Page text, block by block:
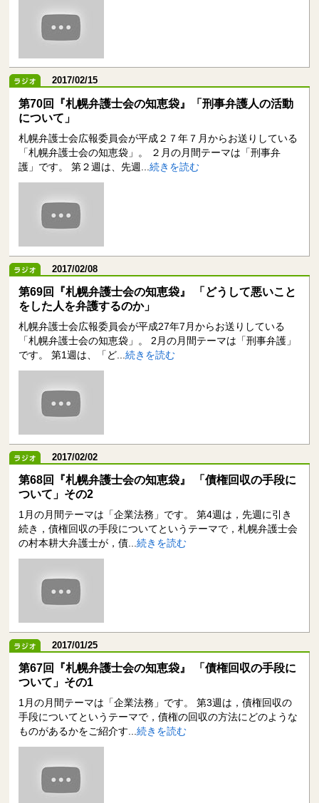
2017/02/15
第70回『札幌弁護士会の知恵袋』「刑事弁護人の活動
について」
札幌弁護士会広報委員会が平成２７年７月からお送りしている
「札幌弁護士会の知恵袋」。 ２月の月間テーマは「刑事弁
護」です。 第２週は、先週...続きを読む
2017/02/08
第69回『札幌弁護士会の知恵袋』 「どうして悪いこと
をした人を弁護するのか」
札幌弁護士会広報委員会が平成27年7月からお送りしている
「札幌弁護士会の知恵袋」。 2月の月間テーマは「刑事弁護」
です。 第1週は、「ど...続きを読む
2017/02/02
第68回『札幌弁護士会の知恵袋』 「債権回収の手段に
ついて」その2
1月の月間テーマは「企業法務」です。 第4週は，先週に引き
続き，債権回収の手段についてというテーマで，札幌弁護士会
の村本耕大弁護士が，債...続きを読む
2017/01/25
第67回『札幌弁護士会の知恵袋』 「債権回収の手段に
ついて」その1
1月の月間テーマは「企業法務」です。 第3週は，債権回収の
手段についてというテーマで，債権の回収の方法にどのような
ものがあるかをご紹介す...続きを読む